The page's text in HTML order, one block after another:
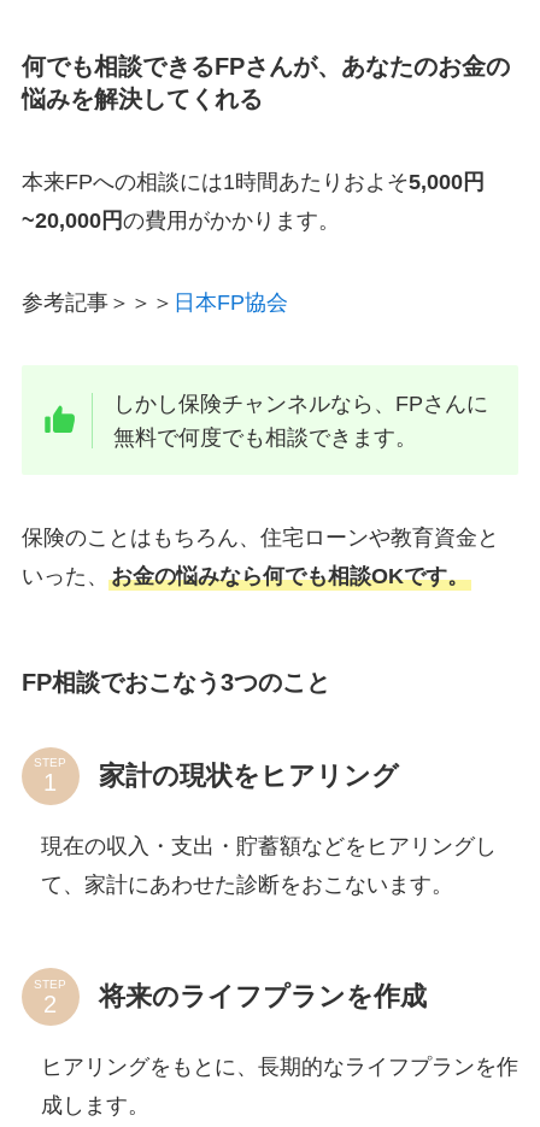
何でも相談できるFPさんが、あなたのお金の
悩みを解決してくれる
本来FPへの相談には1時間あたりおよそ5,000円
~20,000円の費用がかかります。
参考記事＞＞＞ 日本FP協会
しかし保険チャンネルなら、FPさんに
無料で何度でも相談できます。
保険のことはもちろん、住宅ローンや教育資金と
いった、 お金の悩みなら何でも相談OKです。
FP相談でおこなう3つのこと
STEP 家計の現状をヒアリング
現在の収入・支出・貯蓄額などをヒアリングし
て、家計にあわせた診断をおこないます。
STEP 将来のライフプランを作成
ヒアリングをもとに、長期的なライフプランを作
成します。